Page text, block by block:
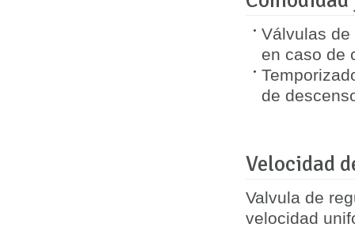
Válvulas
en caso de
de
Velocidad
Valvula de
velocidad